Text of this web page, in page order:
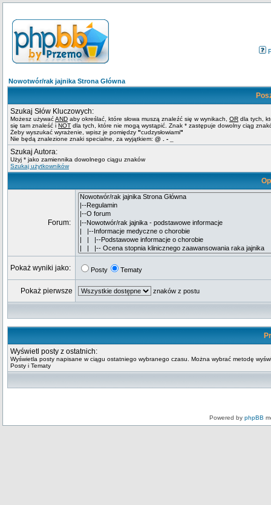
Nowotwór/rak jajnika Strona Główna
Szukaj Słów Kluczowych:
Możesz używaćAND aby określać, które słowa muszą znaleźć się w wynikach, OR dla tych,
się tam znaleść i NOT dla tych, które nie mogą wystąpić. Znak * zastępuje dowolny ciąg
Żeby wyszukać wyrażenie, wpisz je pomiędzy "cudzysłowiami"
Nie będą znalezione znaki specialne, za wyjątkiem: @ . - _
Szukaj Autora:
Użyj * jako zamiennika dowolnego ciągu znaków
Szukaj użytkowników
Forum:
Pokaż wyniki jako: Posty Tematy
Pokaż pierwsze znaków z postu
Wyświetl posty z ostatnich:
Wyświetla posty napisane w ciągu ostatniego wybranego czasu. Można wybrać metodę
Posty i Tematy
Powered by phpBB